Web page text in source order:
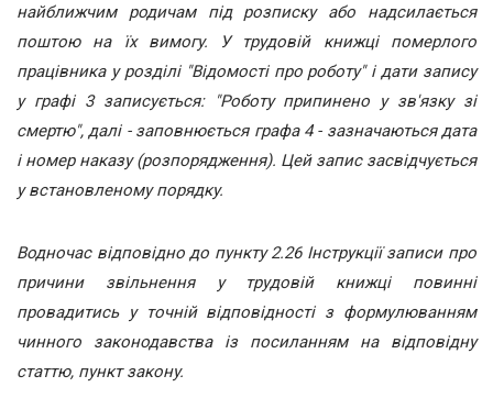
найближчим родичам під розписку або надсилається
поштою на їх вимогу. У трудовій книжці померлого
працівника у розділі "Відомості про роботу" і дати запису
у графі 3 записується: "Роботу припинено у зв'язку зі
смертю", далі - заповнюється графа 4 - зазначаються дата
і номер наказу (розпорядження). Цей запис засвідчується
у встановленому порядку.
Водночас відповідно до пункту 2.26 Інструкції записи про
причини звільнення у трудовій книжці повинні
провадитись у точній відповідності з формулюванням
чинного законодавства із посиланням на відповідну
статтю, пункт закону.